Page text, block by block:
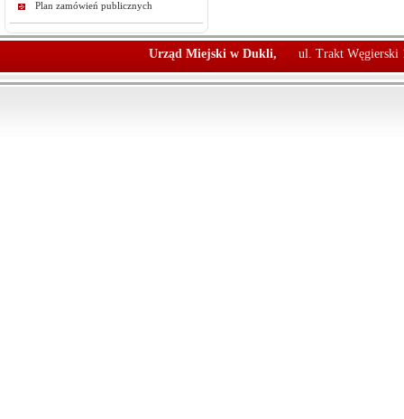
Plan zamówień publicznych
Urząd Miejski w Dukli, ul. Trakt Węgierski